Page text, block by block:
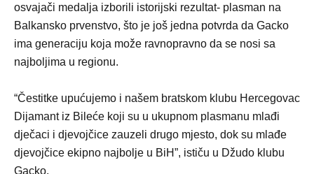
osvajači medalja izborili istorijski rezultat- plasman na
Balkansko prvenstvo, što je još jedna potvrda da Gacko
ima generaciju koja može ravnopravno da se nosi sa
najboljima u regionu.
“Čestitke upućujemo i našem bratskom klubu Hercegovac
Dijamant iz Bileće koji su u ukupnom plasmanu mlađi
dječaci i djevojčice zauzeli drugo mjesto, dok su mlađe
djevojčice ekipno najbolje u BiH”, ističu u Džudo klubu
Gacko.